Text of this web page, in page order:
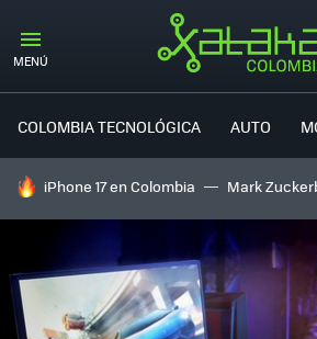
MENÚ
COLOMBIA TECNOLÓGICA AUTO
HOY SE HABLA DE
iPhone 17 en Colombia Mark